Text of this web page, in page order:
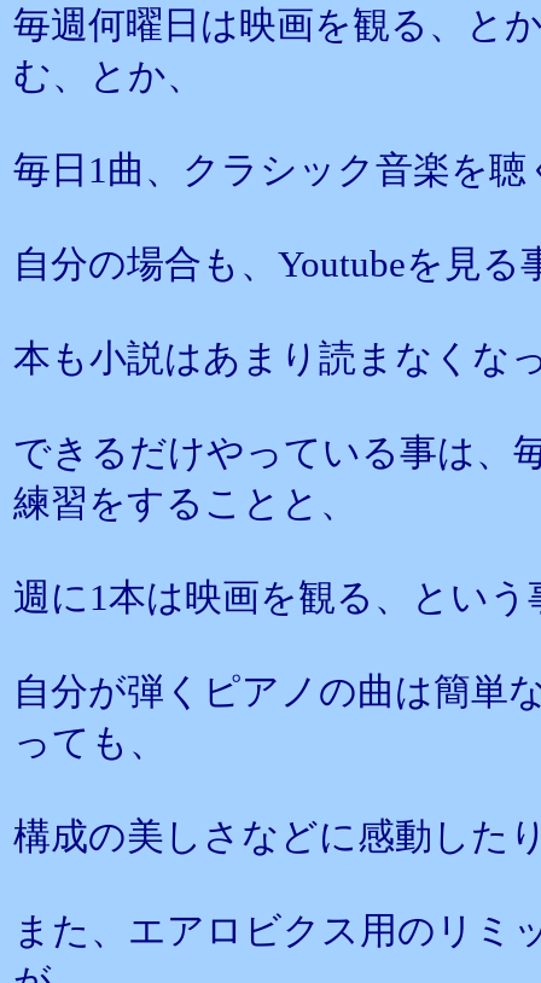
毎週何曜日は映画を観る、と
む、とか、
毎日1曲、クラシック音楽を
自分の場合も、Youtubeを見
本も小説はあまり読まなくな
できるだけやっている事は、
練習をすることと、
週に1本は映画を観る、とい
自分が弾くピアノの曲は簡単
っても、
構成の美しさなどに感動した
また、エアロビクス用のリミ